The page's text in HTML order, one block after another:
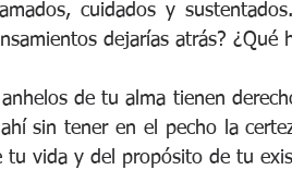
cuidados y
dejarías atrás? ¿Qué
anhelos de tu alma tienen
sin tener en el pecho la
tu vida y del propósito de tu